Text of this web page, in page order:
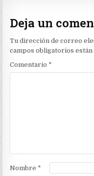
Deja un
Tu dirección de correo
campos obligatorios están
Comentario *
Nombre *